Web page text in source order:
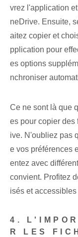
vrez⁤ l'application
neDrive. Ensuite,
aitez copier et
pplication pour
es options
nchroniser
Ce ne sont là que
es pour copier des
ive. N'oubliez pas
e vos préférences
entez avec
convient. Profitez
isés et
4.
R LES